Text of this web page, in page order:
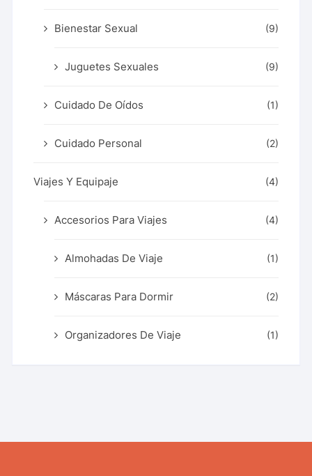
Bienestar Sexual (9)
Juguetes Sexuales (9)
Cuidado De Oídos (1)
Cuidado Personal (2)
Viajes Y Equipaje (4)
Accesorios Para Viajes (4)
Almohadas De Viaje (1)
Máscaras Para Dormir (2)
Organizadores De Viaje (1)